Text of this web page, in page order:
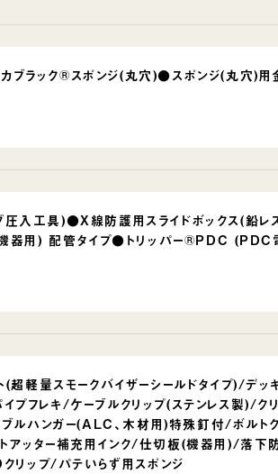
ブラック®スポンジ(丸穴)●スポンジ(丸穴)
入工具)●X線防護用スライドボックス(鉛
器用) 配管タイプ●トリッパー®PDC (PDC
軽量スモークバイザーシールドタイプ)/デッ
フレキ/ケーブルクリップ(ステンレス製)/ク
ルハンガー(ALC、木材用)特殊釘付/ボルト
ッター補充用インク/仕切板(機器用)/落下
リップ/パテいらず用スポンジ